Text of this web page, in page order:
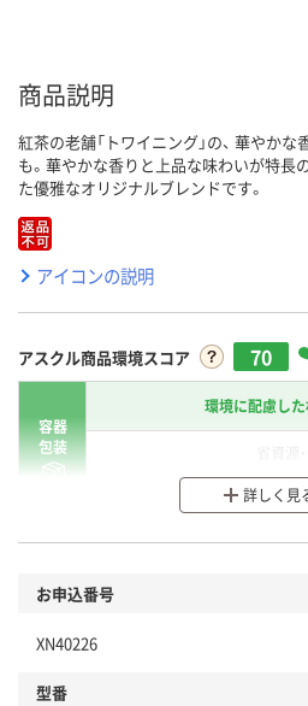
商品説明
紅茶の老舗「トワイニング」の、 華やか
も。華やかな香りと上品な味わいが特長
た優雅なオリジナルブレンドです。
アイコンの説明
アスクル商品環境スコア 70
容器
包装
環境に配慮し
分別・リサイ
本体
詳しく見
お申込番号
XN40226
型番